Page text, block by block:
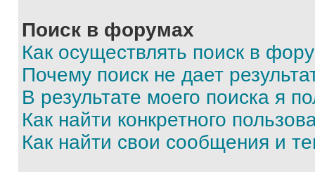
Поиск в форумах
Как осуществлять поиск в
Почему поиск не дает
В результате моего поиска я
Как найти конкретного
Как найти свои сообщения и